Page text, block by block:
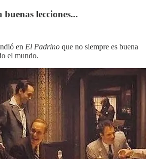
lecciones...
en El Padrino que no siempre es buena
el mundo.